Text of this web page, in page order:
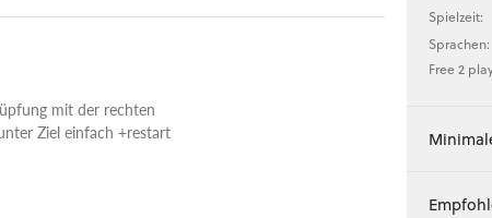
mit der rechten
Ziel einfach +restart
Spielzeit:
Sprachen:
Free 2